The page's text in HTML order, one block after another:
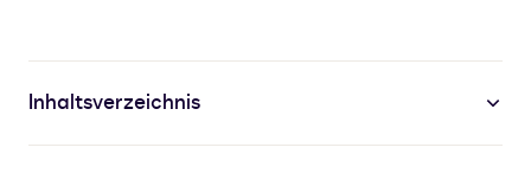
Inhaltsverzeichnis